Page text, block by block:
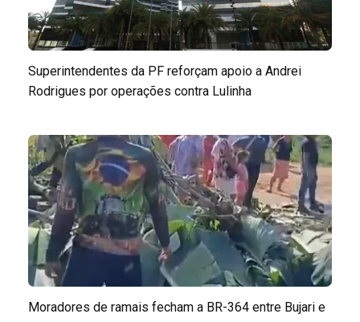
Superintendentes da PF reforçam apoio a Andrei
Rodrigues por operações contra Lulinha
Moradores de ramais fecham a BR-364 entre Bujari e